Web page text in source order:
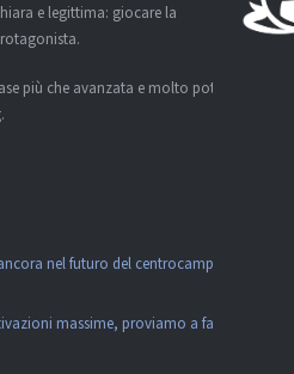
e legittima: giocare la
più che avanzata e molto potrebbe
nel futuro del centrocampista
massime, proviamo a fare una